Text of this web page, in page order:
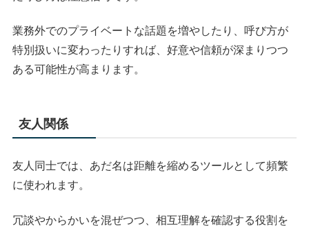
業務外でのプライベートな話題を増やしたり、呼び方が
特別扱いに変わったりすれば、好意や信頼が深まりつつ
ある可能性が高まります。
友人関係
友人同士では、あだ名は距離を縮めるツールとして頻繁
に使われます。
冗談やからかいを混ぜつつ、相互理解を確認する役割を